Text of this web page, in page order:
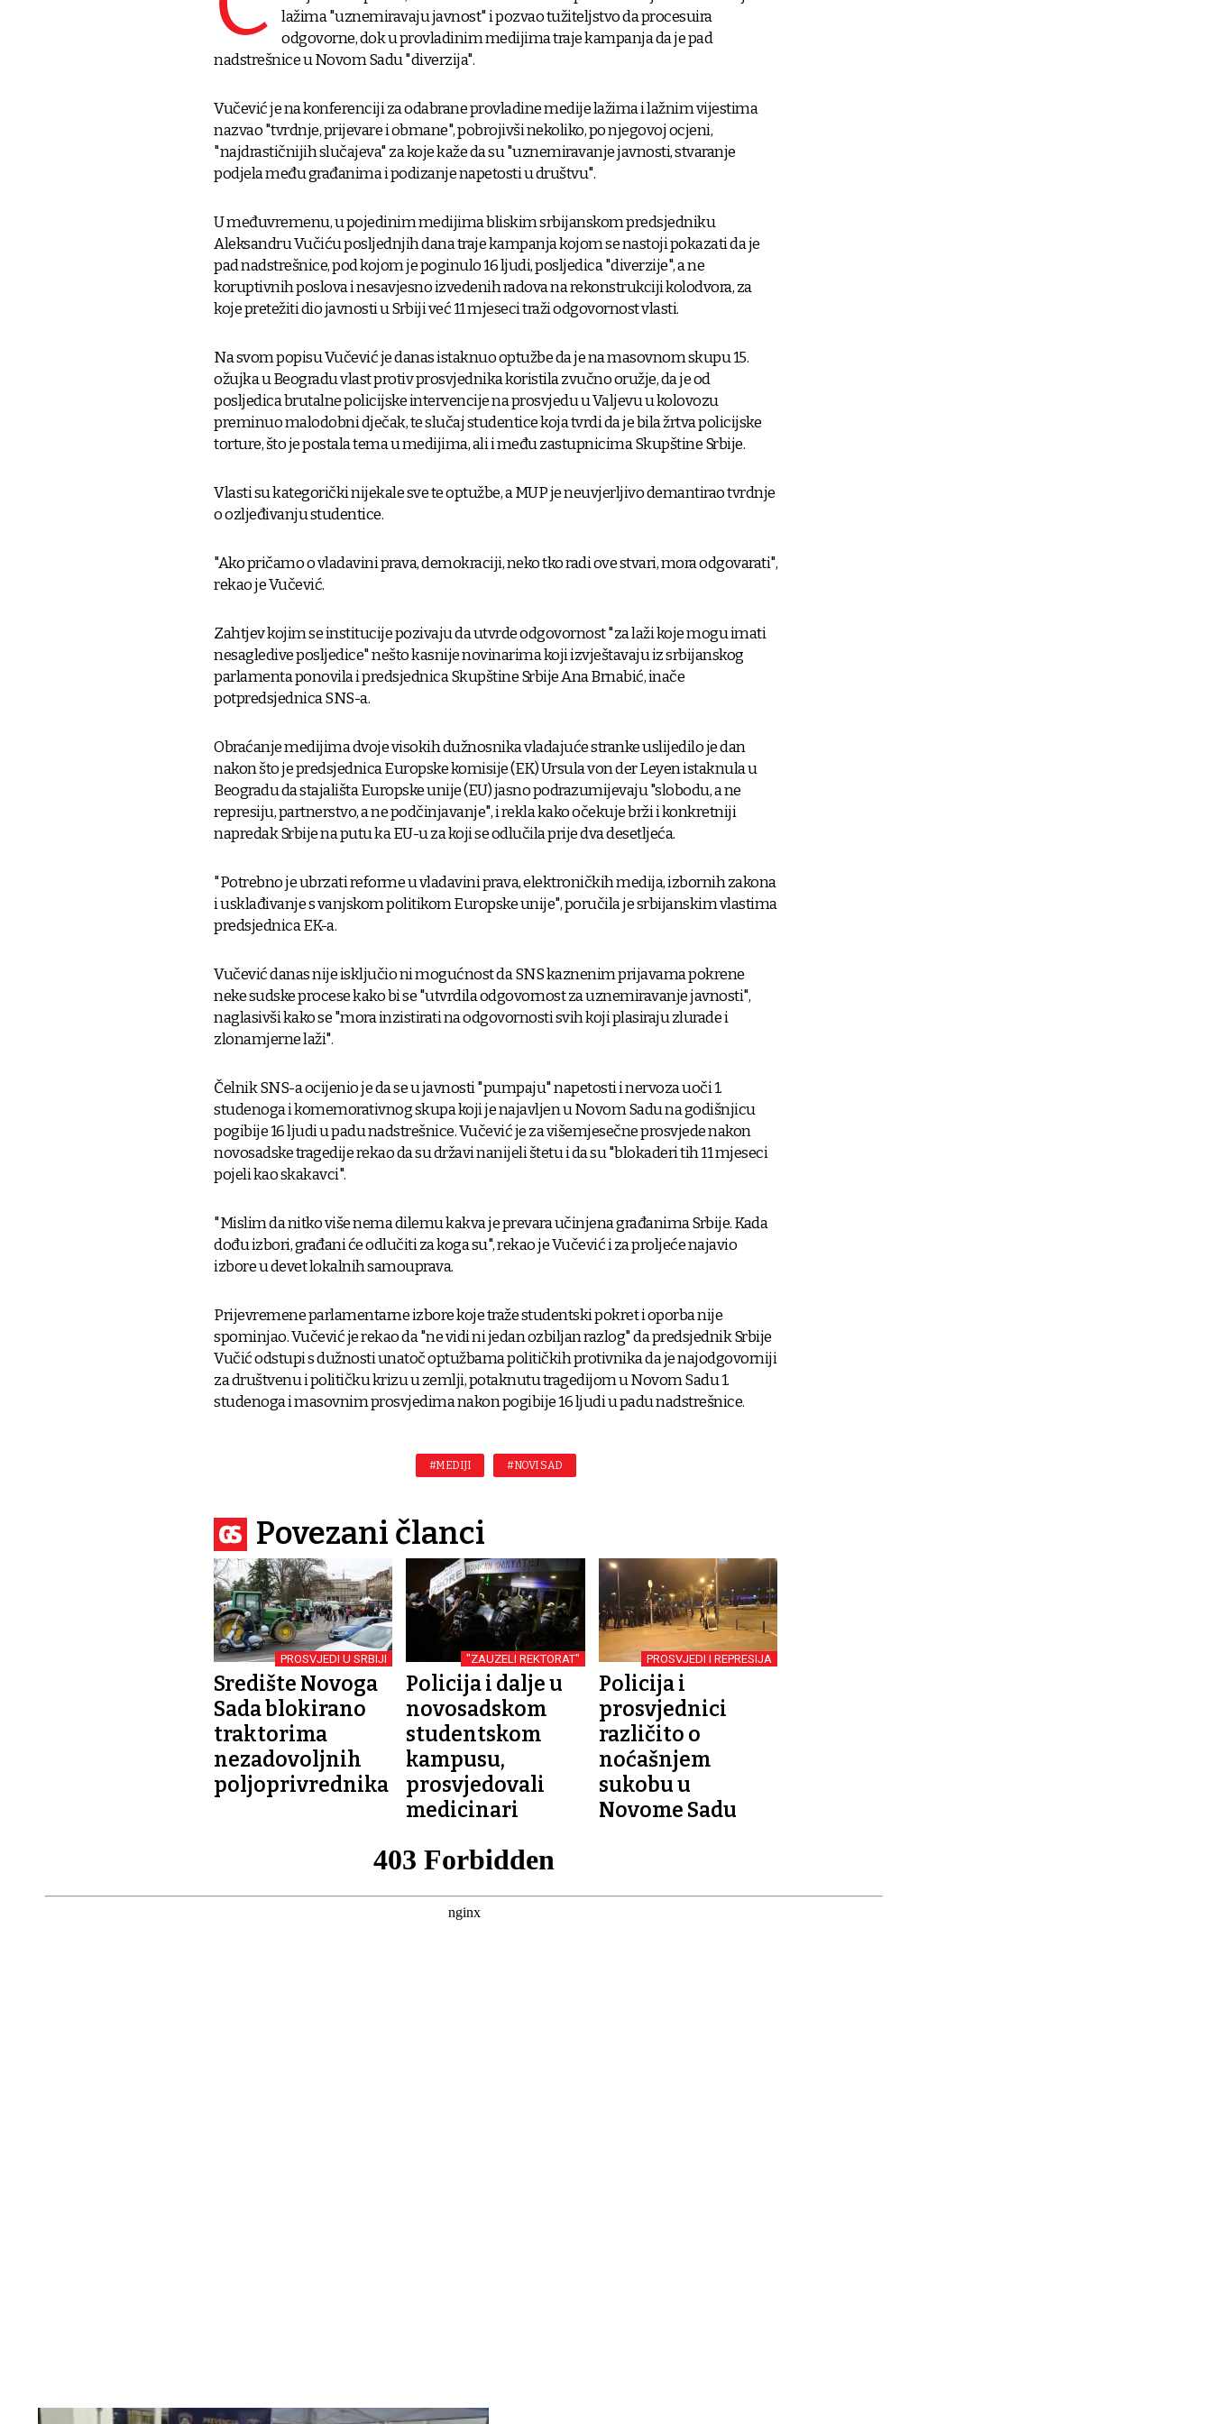
lažima "uznemiravaju javnost" i pozvao tužiteljstvo da procesuira
odgovorne, dok u provladinim medijima traje kampanja da je pad
nadstrešnice u Novom Sadu "diverzija".
Vučević je na konferenciji za odabrane provladine medije lažima i lažnim vijestima
nazvao "tvrdnje, prijevare i obmane", pobrojivši nekoliko, po njegovoj ocjeni,
"najdrastičnijih slučajeva" za koje kaže da su "uznemiravanje javnosti, stvaranje
podjela među građanima i podizanje napetosti u društvu".
U međuvremenu, u pojedinim medijima bliskim srbijanskom predsjedniku
Aleksandru Vučiću posljednjih dana traje kampanja kojom se nastoji pokazati da je
pad nadstrešnice, pod kojom je poginulo 16 ljudi, posljedica "diverzije", a ne
koruptivnih poslova i nesavjesno izvedenih radova na rekonstrukciji kolodvora, za
koje pretežiti dio javnosti u Srbiji već 11 mjeseci traži odgovornost vlasti.
Na svom popisu Vučević je danas istaknuo optužbe da je na masovnom skupu 15.
ožujka u Beogradu vlast protiv prosvjednika koristila zvučno oružje, da je od
posljedica brutalne policijske intervencije na prosvjedu u Valjevu u kolovozu
preminuo malodobni dječak, te slučaj studentice koja tvrdi da je bila žrtva policijske
torture, što je postala tema u medijima, ali i među zastupnicima Skupštine Srbije.
Vlasti su kategorički nijekale sve te optužbe, a MUP je neuvjerljivo demantirao tvrdnje
o ozljeđivanju studentice.
"Ako pričamo o vladavini prava, demokraciji, neko tko radi ove stvari, mora odgovarati",
rekao je Vučević.
Zahtjev kojim se institucije pozivaju da utvrde odgovornost "za laži koje mogu imati
nesagledive posljedice" nešto kasnije novinarima koji izvještavaju iz srbijanskog
parlamenta ponovila i predsjednica Skupštine Srbije Ana Brnabić, inače
potpredsjednica SNS-a.
Obraćanje medijima dvoje visokih dužnosnika vladajuće stranke uslijedilo je dan
nakon što je predsjednica Europske komisije (EK) Ursula von der Leyen istaknula u
Beogradu da stajališta Europske unije (EU) jasno podrazumijevaju "slobodu, a ne
represiju, partnerstvo, a ne podčinjavanje", i rekla kako očekuje brži i konkretniji
napredak Srbije na putu ka EU-u za koji se odlučila prije dva desetljeća.
"Potrebno je ubrzati reforme u vladavini prava, elektroničkih medija, izbornih zakona
i usklađivanje s vanjskom politikom Europske unije", poručila je srbijanskim vlastima
predsjednica EK-a.
Vučević danas nije isključio ni mogućnost da SNS kaznenim prijavama pokrene
neke sudske procese kako bi se "utvrdila odgovornost za uznemiravanje javnosti",
naglasivši kako se "mora inzistirati na odgovornosti svih koji plasiraju zlurade i
zlonamjerne laži".
Čelnik SNS-a ocijenio je da se u javnosti "pumpaju" napetosti i nervoza uoči 1.
studenoga i komemorativnog skupa koji je najavljen u Novom Sadu na godišnjicu
pogibije 16 ljudi u padu nadstrešnice. Vučević je za višemjesečne prosvjede nakon
novosadske tragedije rekao da su državi nanijeli štetu i da su "blokaderi tih 11 mjeseci
pojeli kao skakavci".
"Mislim da nitko više nema dilemu kakva je prevara učinjena građanima Srbije. Kada
dođu izbori, građani će odlučiti za koga su", rekao je Vučević i za proljeće najavio
izbore u devet lokalnih samouprava.
Prijevremene parlamentarne izbore koje traže studentski pokret i oporba nije
spominjao. Vučević je rekao da "ne vidi ni jedan ozbiljan razlog" da predsjednik Srbije
Vučić odstupi s dužnosti unatoč optužbama političkih protivnika da je najodgovorniji
za društvenu i političku krizu u zemlji, potaknutu tragedijom u Novom Sadu 1.
studenoga i masovnim prosvjedima nakon pogibije 16 ljudi u padu nadstrešnice.
#MEDIJI #NOVI SAD
Povezani članci
PROSVJEDI U SRBIJI
Središte Novoga
Sada blokirano
traktorima
nezadovoljnih
poljoprivrednika
"ZAUZELI REKTORAT"
Policija i dalje u
novosadskom
studentskom
kampusu,
prosvjedovali
medicinari
PROSVJEDI I REPRESIJA
Policija i
prosvjednici
različito o
noćašnjem
sukobu u
Novome Sadu